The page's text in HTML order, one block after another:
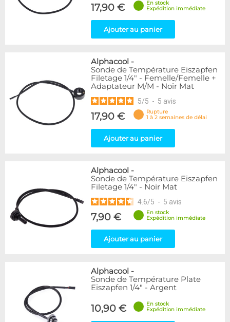
17,90 €
En stock
Expédition immédiate
Ajouter au panier
Alphacool -
Sonde de Température Eiszapfen
Filetage 1/4" - Femelle/Femelle +
Adaptateur M/M - Noir Mat
5/5 - 5 avis
17,90 €
Rupture
1 à 2 semaines de délai
Ajouter au panier
Alphacool -
Sonde de Température Eiszapfen
Filetage 1/4" - Noir Mat
4.6/5 - 5 avis
7,90 €
En stock
Expédition immédiate
Ajouter au panier
Alphacool -
Sonde de Température Plate
Eiszapfen 1/4" - Argent
10,90 €
En stock
Expédition immédiate